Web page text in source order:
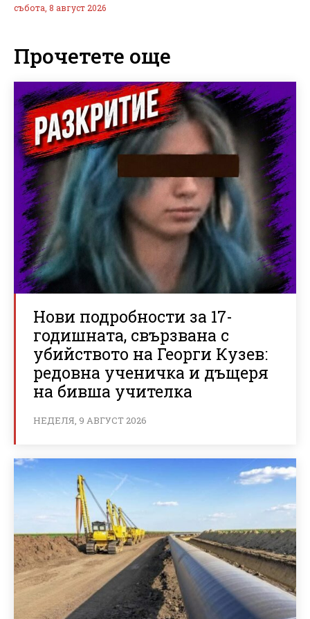
събота, 8 август 2026
Прочетете още
Нови подробности за 17-
годишната, свързвана с
убийството на Георги Кузев:
редовна ученичка и дъщеря
на бивша учителка
НЕДЕЛЯ, 9 АВГУСТ 2026